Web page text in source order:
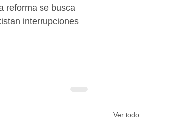
reforma se busca
interrupciones
Ver todo